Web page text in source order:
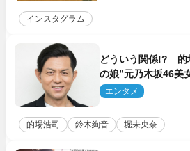
インスタグラム
どういう関係!? 的
の娘”元乃木坂46美
エンタメ
的場浩司 鈴木絢音 堀未央奈